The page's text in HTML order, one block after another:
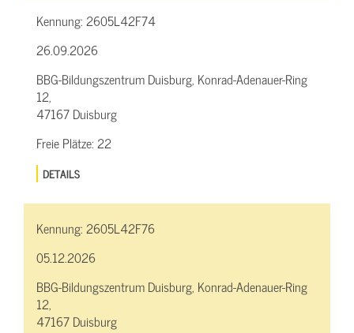
Kennung:2605L42F74
26.09.2026
BBG-Bildungszentrum Duisburg, Konrad-Adenauer-Ring
12,
47167 Duisburg
Freie Plätze:22
DETAILS
Kennung:2605L42F76
05.12.2026
BBG-Bildungszentrum Duisburg, Konrad-Adenauer-Ring
12,
47167 Duisburg